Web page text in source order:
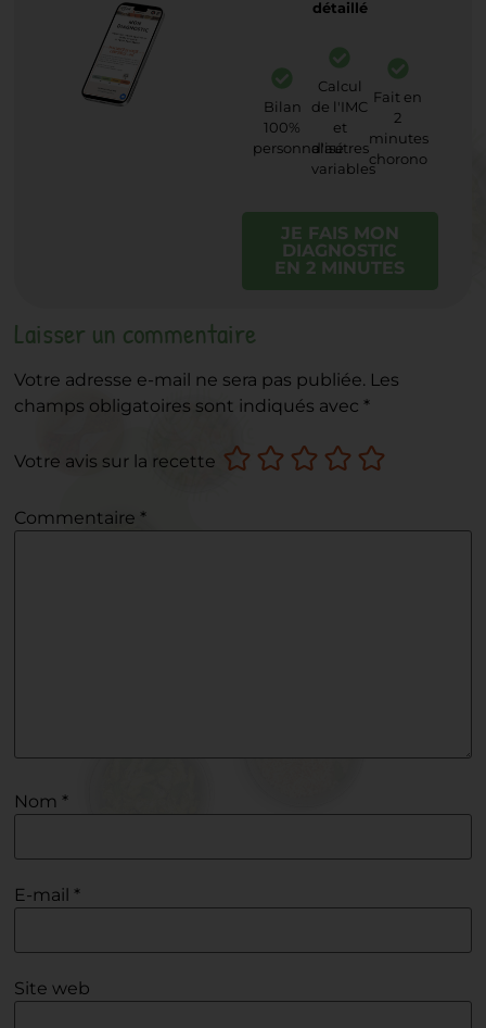
détaillé
Bilan
100%
personnalisé
Calcul
de l'IMC
et
d'autres
variables
Fait en
2
minutes
chorono
JE FAIS MON
DIAGNOSTIC
EN 2 MINUTES
Laisser un commentaire
Votre adresse e-mail ne sera pas publiée. Les
champs obligatoires sont indiqués avec *
Votre avis sur la recette
Commentaire *
Nom *
E-mail *
Site web